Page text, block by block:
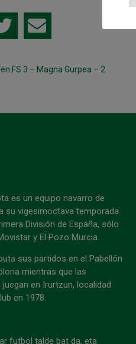
FS 3 – Magna Gurpea – 2
es un equipo navarro de
su vigesimoctava temporada
División de España, sólo
y El Pozo Murcia.
sus partidos en el Pabellón
mientras que las
en Irurtzun, localidad
en 1978.
futbol talde bat da, eta